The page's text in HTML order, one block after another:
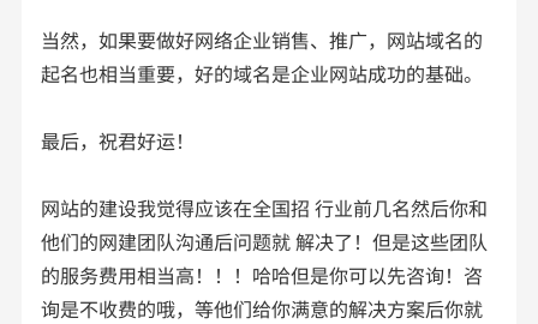
当然，如果要做好网络企业销售、推广，网站域名的
起名也相当重要，好的域名是企业网站成功的基础。
最后，祝君好运！
网站的建设我觉得应该在全国招 行业前几名然后你和
他们的网建团队沟通后问题就 解决了！但是这些团队
的服务费用相当高！！！哈哈但是你可以先咨询！咨
询是不收费的哦，等他们给你满意的解决方案后你就